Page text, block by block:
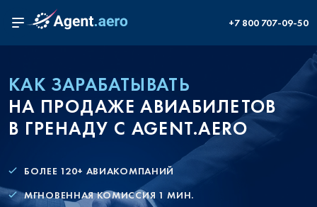
+7 800 707-09-50
КАК ЗАРАБАТЫВАТЬ
НА ПРОДАЖЕ АВИАБИЛЕТОВ
В ГРЕНАДУ С AGENT.AERO
БОЛЕЕ 120+ АВИАКОМПАНИЙ
МГНОВЕННАЯ КОМИССИЯ 1 МИН.